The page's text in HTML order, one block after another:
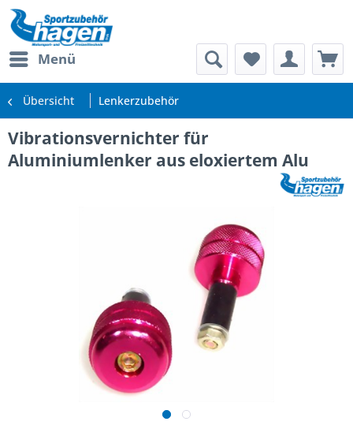
Menü
Übersicht Lenkerzubehör
Vibrationsvernichter für
Aluminiumlenker aus eloxiertem Alu